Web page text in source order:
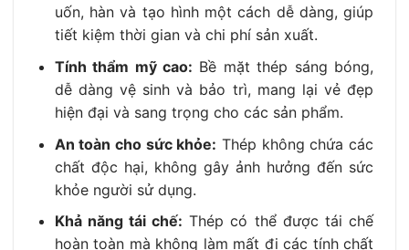
uốn, hàn và tạo hình một cách dễ dàng, giúp
tiết kiệm thời gian và chi phí sản xuất.
Tính thẩm mỹ cao: Bề mặt thép sáng bóng,
dễ dàng vệ sinh và bảo trì, mang lại vẻ đẹp
hiện đại và sang trọng cho các sản phẩm.
An toàn cho sức khỏe: Thép không chứa các
chất độc hại, không gây ảnh hưởng đến sức
khỏe người sử dụng.
Khả năng tái chế: Thép có thể được tái chế
hoàn toàn mà không làm mất đi các tính chất